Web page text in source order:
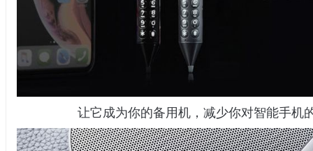
让它成为你的备用机，减少你对智能手机